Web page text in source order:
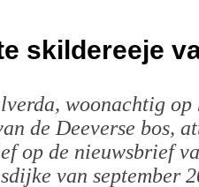
skildereeje
woonachtig
de Deeverse bos,
op de nieuwsbrief
van september